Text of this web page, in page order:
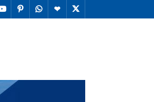
youtubePinterestWhatsApp
Telegram
X